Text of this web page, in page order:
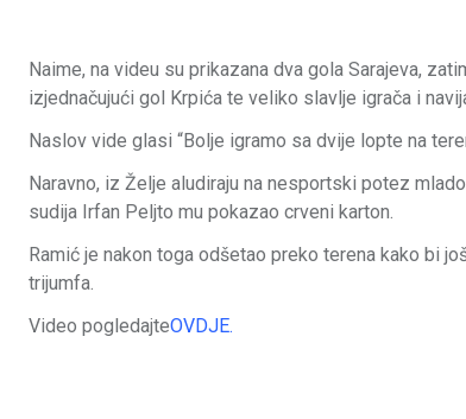
Naime, na videu su prikazana dva gola Sarajeva,
izjednačujući gol Krpića te veliko slavlje igrača i
Naslov vide glasi “Bolje igramo sa dvije lopte na
Naravno, iz Želje aludiraju na nesportski potez
sudija Irfan Peljto mu pokazao crveni karton.
Ramić je nakon toga odšetao preko terena kako bi
trijumfa.
Video pogledajteOVDJE.